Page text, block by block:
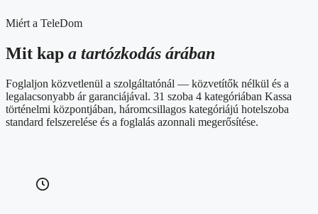
Miért a TeleDom
Mit kap a tartózkodás árában
Foglaljon közvetlenül a szolgáltatónál — közvetítők nélkül és a
legalacsonyabb ár garanciájával. 31 szoba 4 kategóriában Kassa
történelmi központjában, háromcsillagos kategóriájú hotelszoba
standard felszerelése és a foglalás azonnali megerősítése.